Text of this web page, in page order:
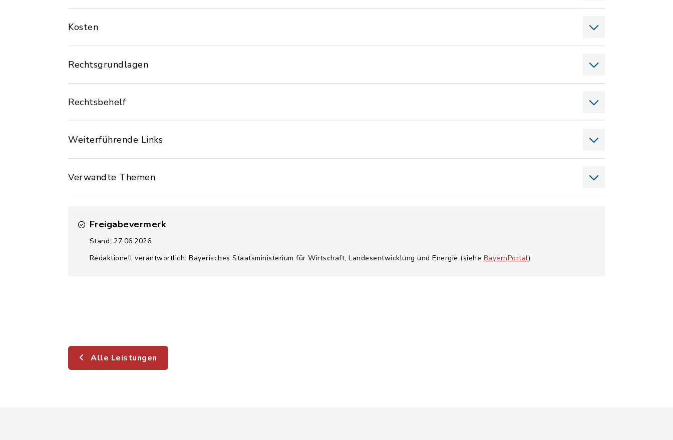
Kosten
Rechtsgrundlagen
Rechtsbehelf
Weiterführende Links
Verwandte Themen
Freigabevermerk
Stand: 27.06.2026
Redaktionell verantwortlich: Bayerisches Staatsministerium für Wirtschaft, Landesentwicklung und Energie (siehe BayernPortal)
Alle Leistungen